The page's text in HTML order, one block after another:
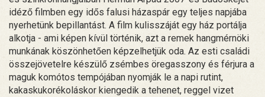
idéző filmben egy idős falusi házaspár egy teljes napjába
nyerhetünk bepillantást. A film kulisszáját egy ház portálja
alkotja - ami képen kívül történik, azt a remek hangmérnöki
munkának köszönhetően képzelhetjük oda. Az esti családi
összejövetelre készülő zsémbes öregasszony és férjura a
maguk komótos tempójában nyomják le a napi rutint,
kakaskukorékoláskor kiengedik a tehenet, reggel vizet